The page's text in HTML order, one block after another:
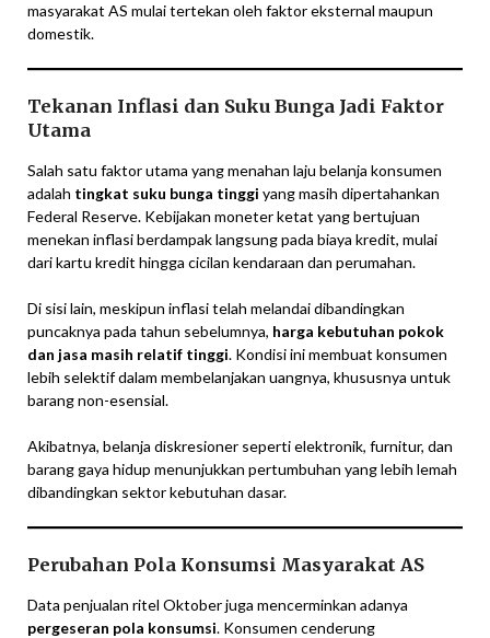
masyarakat AS mulai tertekan oleh faktor eksternal maupun
domestik.
Tekanan Inflasi dan Suku Bunga Jadi Faktor
Utama
Salah satu faktor utama yang menahan laju belanja konsumen
adalah tingkat suku bunga tinggi yang masih dipertahankan
Federal Reserve. Kebijakan moneter ketat yang bertujuan
menekan inflasi berdampak langsung pada biaya kredit, mulai
dari kartu kredit hingga cicilan kendaraan dan perumahan.
Di sisi lain, meskipun inflasi telah melandai dibandingkan
puncaknya pada tahun sebelumnya, harga kebutuhan pokok
dan jasa masih relatif tinggi. Kondisi ini membuat konsumen
lebih selektif dalam membelanjakan uangnya, khususnya untuk
barang non-esensial.
Akibatnya, belanja diskresioner seperti elektronik, furnitur, dan
barang gaya hidup menunjukkan pertumbuhan yang lebih lemah
dibandingkan sektor kebutuhan dasar.
Perubahan Pola Konsumsi Masyarakat AS
Data penjualan ritel Oktober juga mencerminkan adanya
pergeseran pola konsumsi. Konsumen cenderung